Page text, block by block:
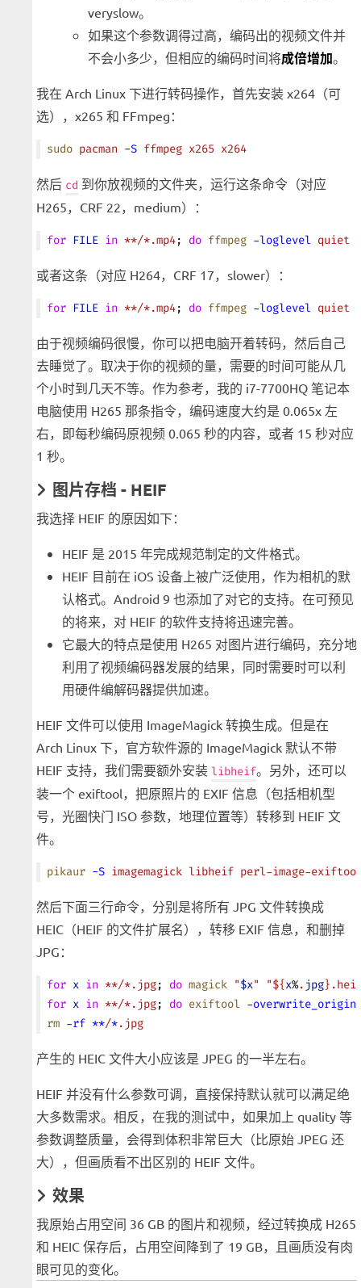
veryslow。
如果这个参数调得过高，编码出的视频文件并
不会小多少，但相应的编码时间将成倍增加。
我在 Arch Linux 下进行转码操作，首先安装 x264（可
选），x265 和 FFmpeg：
sudo pacman -S ffmpeg x265 x264
然后 cd 到你放视频的文件夹，运行这条命令（对应
H265，CRF 22，medium）：
for FILE in **/*.mp4; do ffmpeg -loglevel quiet
或者这条（对应 H264，CRF 17，slower）：
for FILE in **/*.mp4; do ffmpeg -loglevel quiet
由于视频编码很慢，你可以把电脑开着转码，然后自己
去睡觉了。取决于你的视频的量，需要的时间可能从几
个小时到几天不等。作为参考，我的 i7-7700HQ 笔记本
电脑使用 H265 那条指令，编码速度大约是 0.065x 左
右，即每秒编码原视频 0.065 秒的内容，或者 15 秒对应
1 秒。
图片存档 - HEIF
我选择 HEIF 的原因如下：
HEIF 是 2015 年完成规范制定的文件格式。
HEIF 目前在 iOS 设备上被广泛使用，作为相机的默
认格式。Android 9 也添加了对它的支持。在可预见
的将来，对 HEIF 的软件支持将迅速完善。
它最大的特点是使用 H265 对图片进行编码，充分地
利用了视频编码器发展的结果，同时需要时可以利
用硬件编解码器提供加速。
HEIF 文件可以使用 ImageMagick 转换生成。但是在
Arch Linux 下，官方软件源的 ImageMagick 默认不带
HEIF 支持，我们需要额外安装 libheif。另外，还可以
装一个 exiftool，把原照片的 EXIF 信息（包括相机型
号，光圈快门 ISO 参数，地理位置等）转移到 HEIF 文
件。
pikaur -S imagemagick libheif perl-image-
然后下面三行命令，分别是将所有 JPG 文件转换成
HEIC（HEIF 的文件扩展名），转移 EXIF 信息，和删掉
JPG：
for x in **/*.jpg; do magick "$x" "${x%. jpg
for x in **/*.jpg; do exiftool -
rm -rf **/*.jpg
产生的 HEIC 文件大小应该是 JPEG 的一半左右。
HEIF 并没有什么参数可调，直接保持默认就可以满足绝
大多数需求。相反，在我的测试中，如果加上 quality 等
参数调整质量，会得到体积非常巨大（比原始 JPEG 还
大），但画质看不出区别的 HEIF 文件。
效果
我原始占用空间 36 GB 的图片和视频，经过转换成 H265
和 HEIC 保存后，占用空间降到了 19 GB，且画质没有肉
眼可见的变化。